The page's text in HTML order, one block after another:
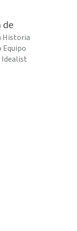
de
Historia
Equipo
Idealist